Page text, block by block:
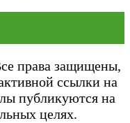
права защищены,
ссылки на
публикуются на
целях.